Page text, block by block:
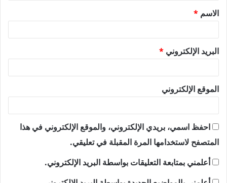
*
الاسم *
البريد الإلكتروني *
الموقع الإلكتروني
احفظ اسمي، بريدي الإلكتروني، والموقع الإلكتروني في هذا
المتصفح لاستخدامها المرة المقبلة في تعليقي.
أعلمني بمتابعة التعليقات بواسطة البريد الإلكتروني.